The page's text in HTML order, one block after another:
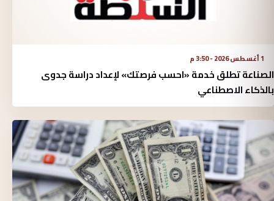
1 أغسطس 2026 - 3:50 م
الصناعة تطلق خدمة «احسب فرصتك» لإعداد دراسة جدوى
بالذكاء الاصطناعي